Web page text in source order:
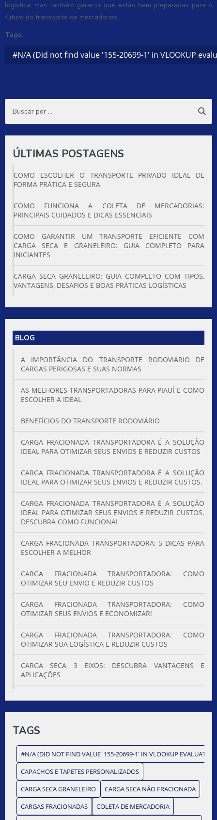
logística, mas também garantir que estão bem preparadas para o
futuro do transporte de mercadorias.
Tags:
#N/A (Did not find value '155-20699-1' in VLOOKUP
ÚLTIMAS POSTAGENS
COMO ESCOLHER O TRANSPORTE PRIVADO IDEAL DE
FORMA PRÁTICA E SEGURA
COMO FUNCIONA A COLETA DE MERCADORIAS:
PRINCIPAIS CUIDADOS E DICAS ESSENCIAIS
COMO GARANTIR UM TRANSPORTE EFICIENTE COM
CARGA SECA E GRANELEIRO: GUIA COMPLETO PARA
INICIANTES
CARGA SECA GRANELEIRO: GUIA COMPLETO COM TIPOS,
VANTAGENS, DESAFIOS E BOAS PRÁTICAS LOGÍSTICAS
BLOG
A IMPORTÂNCIA DO TRANSPORTE RODOVIÁRIO DE
CARGAS PERIGOSAS E SUAS NORMAS
AS MELHORES TRANSPORTADORAS PARA PIAUÍ E COMO
ESCOLHER A IDEAL
BENEFÍCIOS DO TRANSPORTE RODOVIÁRIO
CARGA FRACIONADA TRANSPORTADORA É A SOLUÇÃO
IDEAL PARA OTIMIZAR SEUS ENVIOS E REDUZIR CUSTOS
CARGA FRACIONADA TRANSPORTADORA É A SOLUÇÃO
IDEAL PARA OTIMIZAR SEUS ENVIOS E REDUZIR CUSTOS.
CARGA FRACIONADA TRANSPORTADORA É A SOLUÇÃO
IDEAL PARA OTIMIZAR SEUS ENVIOS E REDUZIR CUSTOS.
DESCUBRA COMO FUNCIONA!
CARGA FRACIONADA TRANSPORTADORA: 5 DICAS PARA
ESCOLHER A MELHOR
CARGA FRACIONADA TRANSPORTADORA: COMO
OTIMIZAR SEU ENVIO E REDUZIR CUSTOS
CARGA FRACIONADA TRANSPORTADORA: COMO
OTIMIZAR SEUS ENVIOS E ECONOMIZAR!
CARGA FRACIONADA TRANSPORTADORA: COMO
OTIMIZAR SUA LOGÍSTICA E REDUZIR CUSTOS
CARGA SECA 3 EIXOS: DESCUBRA VANTAGENS E
APLICAÇÕES
TRANSPORTE EFICIENTE
CARGA SECA 3 EIXOS: TUDO QUE VOCÊ PRECISA SABER
CARGA SECA CAMINHÃO É ESSENCIAL PARA
TRANSPORTE EFICIENTE. DESCUBRA COMO OTIMIZAR
SUA LOGÍSTICA E GARANTIR SEGURANÇA NO
TRANSPORTE.
TAGS
#N/A (DID NOT FIND VALUE '155-20699-1' IN VLOOKUP
CAPACHOS E TAPETES PERSONALIZADOS
CARGA SECA GRANELEIRO
CARGA SECA NÃO FRACIONADA
CARGAS FRACIONADAS
COLETA DE MERCADORIA